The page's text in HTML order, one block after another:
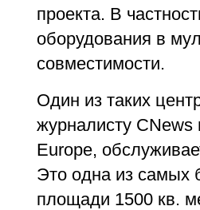
проекта. В
оборудования в
совместимости.
Один из таких
журналисту
Europe,
Это одна из самых
площади 1500 кв.